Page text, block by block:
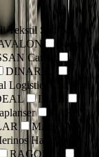
Tekstil San. Ve Tic.
Bade
Carpet
DINARSU
Logistics Co., Ltd.
IRAN
KARAT
MASHAD
Hall Sanayi
RAGOLLE